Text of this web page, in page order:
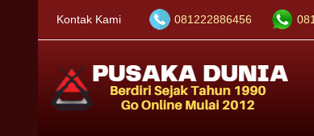
Kontak Kami 081222886456